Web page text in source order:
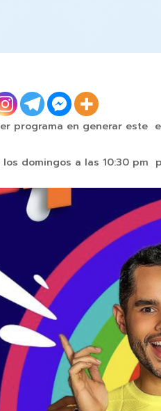
programa en generar este
domingos a las 10:30 pm